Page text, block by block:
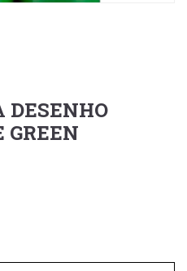
DESENHO
GREEN